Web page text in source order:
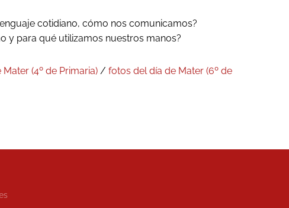
cotidiano, cómo nos comunicamos?
y para qué utilizamos nuestros manos?
(4º de Primaria) / fotos del día de Mater (6º de